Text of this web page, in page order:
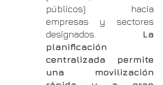
públicos) hacia
empresas y sectores
designados. La
planificación
centralizada permite
una movilización